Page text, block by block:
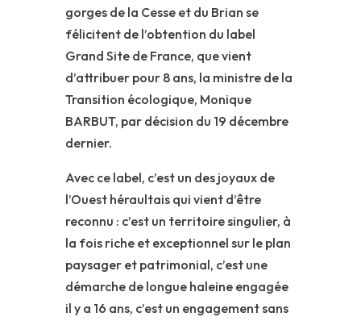
gorges de la Cesse et du Brian se
félicitent de l’obtention du label
Grand Site de France, que vient
d’attribuer pour 8 ans, la ministre de la
Transition écologique, Monique
BARBUT, par décision du 19 décembre
dernier.
Avec ce label, c’est un des joyaux de
l’Ouest héraultais qui vient d’être
reconnu : c’est un territoire singulier, à
la fois riche et exceptionnel sur le plan
paysager et patrimonial, c’est une
démarche de longue haleine engagée
il y a 16 ans, c’est un engagement sans